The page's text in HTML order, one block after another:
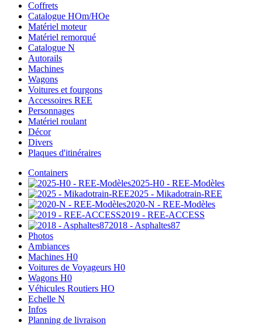
Coffrets
Catalogue HOm/HOe
Matériel moteur
Matériel remorqué
Catalogue N
Autorails
Machines
Wagons
Voitures et fourgons
Accessoires REE
Personnages
Matériel roulant
Décor
Divers
Plaques d'itinéraires
Containers
2025-H0 - REE-Modèles
2025 - Mikadotrain-REE
2020-N - REE-Modèles
2019 - REE-ACCESS
2018 - Asphaltes87
Photos
Ambiances
Machines H0
Voitures de Voyageurs H0
Wagons H0
Véhicules Routiers HO
Echelle N
Infos
Planning de livraison